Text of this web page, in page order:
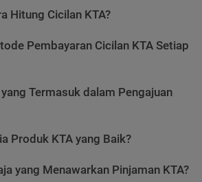
Hitung Cicilan KTA?
Pembayaran Cicilan KTA Setiap
Termasuk dalam Pengajuan
Produk KTA yang Baik?
yang Menawarkan Pinjaman KTA?